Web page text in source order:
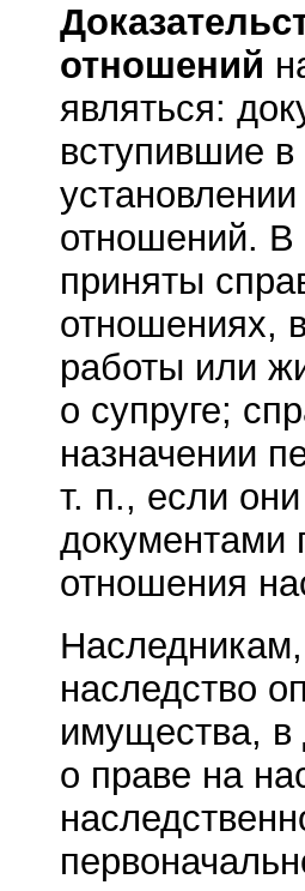
отношений
являться:
вступившие
отношений. В
приняты
отношениях,
работы или
о супруге;
назначении
т. п., если
документами
отношения
наследство
имущества, в
о праве на